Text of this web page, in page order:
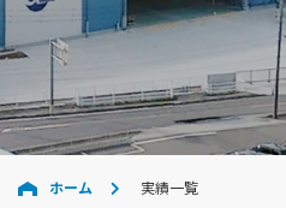
ホーム 実績一覧